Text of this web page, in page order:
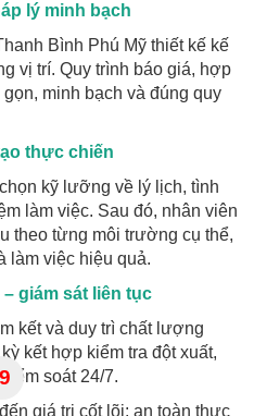
lý minh bạch
Bình Phú Mỹ thiết kế kế
vị trí. Quy trình báo giá, hợp
minh bạch và đúng quy
thực chiến
kỹ lưỡng về lý lịch, tình
làm việc. Sau đó, nhân viên
theo từng môi trường cụ thể,
làm việc hiệu quả.
giám sát liên tục
kết và duy trì chất lượng
kết hợp kiểm tra đột xuất,
soát 24/7.
giá trị cốt lõi: an toàn thực